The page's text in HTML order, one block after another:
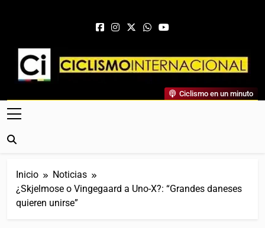
Ciclismo Internacional
Web Dedicada Al Ciclismo Mundial. Entrevistas, Análisis,
Crónicas, Previas Y Más. La Web Ciclista De Referencia.
Ciclismo en un minuto
Inicio
Noticias
¿Skjelmose o Vingegaard a Uno-X?: “Grandes daneses
quieren unirse”